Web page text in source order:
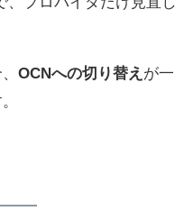
OCNへの切り替え が一